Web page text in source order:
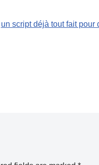
un script déjà tout fait